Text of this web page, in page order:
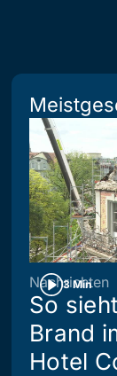
3 Min
Nachrichten
So
Brand
Hotel